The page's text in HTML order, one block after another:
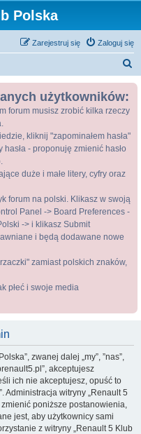
Polska
Zaloguj się
Zarejestruj się
użytkowników:
forum musisz zrobić kilka rzeczy
kliknij "zapominałem hasła"
- proponuję zmienić hasło
duże i małe litery, cyfry oraz
forum na polski. Klikasz w swoją
Panel -> Board Preferences -
-> i klikasz Submit
i będą dodawane nowe
zamiast polskich znaków,
płeć i swoje media
zwanej dalej „my”, ”nas”,
akceptujesz
ich nie akceptujesz, opuść to
Administracja witryny „Renault 5
poniższe postanowienia,
jest, aby użytkownicy sami
z witryny „Renault 5 Klub